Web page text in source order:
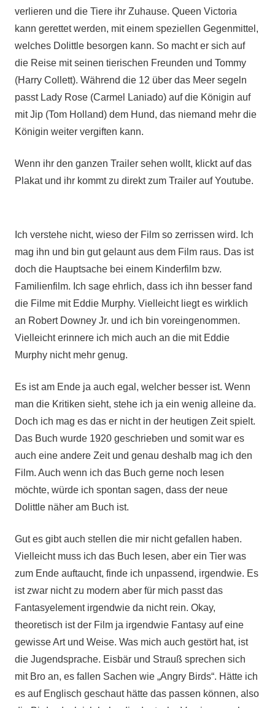
verlieren und die Tiere ihr Zuhause. Queen Victoria
kann gerettet werden, mit einem speziellen Gegenmittel,
welches Dolittle besorgen kann. So macht er sich auf
die Reise mit seinen tierischen Freunden und Tommy
(Harry Collett). Während die 12 über das Meer segeln
passt Lady Rose (Carmel Laniado) auf die Königin auf
mit Jip (Tom Holland) dem Hund, das niemand mehr die
Königin weiter vergiften kann.
Wenn ihr den ganzen Trailer sehen wollt, klickt auf das
Plakat und ihr kommt zu direkt zum Trailer auf Youtube.
Ich verstehe nicht, wieso der Film so zerrissen wird. Ich
mag ihn und bin gut gelaunt aus dem Film raus. Das ist
doch die Hauptsache bei einem Kinderfilm bzw.
Familienfilm. Ich sage ehrlich, dass ich ihn besser fand
die Filme mit Eddie Murphy. Vielleicht liegt es wirklich
an Robert Downey Jr. und ich bin voreingenommen.
Vielleicht erinnere ich mich auch an die mit Eddie
Murphy nicht mehr genug.
Es ist am Ende ja auch egal, welcher besser ist. Wenn
man die Kritiken sieht, stehe ich ja ein wenig alleine da.
Doch ich mag es das er nicht in der heutigen Zeit spielt.
Das Buch wurde 1920 geschrieben und somit war es
auch eine andere Zeit und genau deshalb mag ich den
Film. Auch wenn ich das Buch gerne noch lesen
möchte, würde ich spontan sagen, dass der neue
Dolittle näher am Buch ist.
Gut es gibt auch stellen die mir nicht gefallen haben.
Vielleicht muss ich das Buch lesen, aber ein Tier was
zum Ende auftaucht, finde ich unpassend, irgendwie. Es
ist zwar nicht zu modern aber für mich passt das
Fantasyelement irgendwie da nicht rein. Okay,
theoretisch ist der Film ja irgendwie Fantasy auf eine
gewisse Art und Weise. Was mich auch gestört hat, ist
die Jugendsprache. Eisbär und Strauß sprechen sich
mit Bro an, es fallen Sachen wie „Angry Birds“. Hätte ich
es auf Englisch geschaut hätte das passen können, also